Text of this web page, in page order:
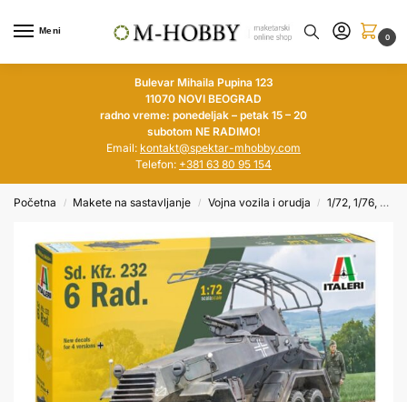
Meni
0
Bulevar Mihaila Pupina 123
11070 NOVI BEOGRAD
radno vreme: ponedeljak – petak 15 – 20
subotom NE RADIMO!
Email: kontakt@spektar-mhobby.com
Telefon: +381 63 80 95 154
Početna / Makete na sastavljanje / Vojna vozila i orudja / 1/72, 1/76, 1/100, 1/144